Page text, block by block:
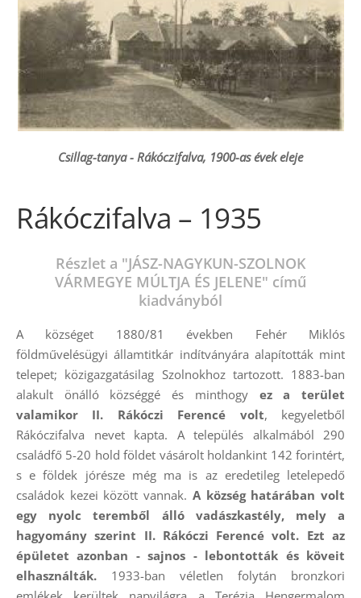
Csillag-tanya - Rákóczifalva, 1900-as évek eleje
Rákóczifalva – 1935
Részlet a "JÁSZ-NAGYKUN-SZOLNOK
VÁRMEGYE MÚLTJA ÉS JELENE" című
kiadványból
A községet 1880/81 években Fehér Miklós
földművelésügyi államtitkár indítványára alapították mint
telepet; közigazgatásilag Szolnokhoz tartozott. 1883-ban
alakult önálló községgé és minthogy ez a terület
valamikor II. Rákóczi Ferencé volt, kegyeletből
Rákóczifalva nevet kapta. A település alkalmából 290
családfő 5-20 hold földet vásárolt holdankint 142 forintért,
s e földek jórésze még ma is az eredetileg letelepedő
családok kezei között vannak. A község határában volt
egy nyolc teremből álló vadászkastély, mely a
hagyomány szerint II. Rákóczi Ferencé volt. Ezt az
épületet azonban - sajnos - lebontották és köveit
elhasználták. 1933-ban véletlen folytán bronzkori